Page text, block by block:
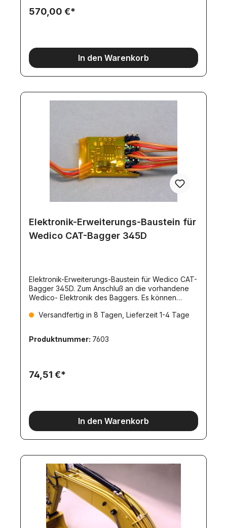
570,00 €*
In den Warenkorb
Elektronik-Erweiterungs-Baustein für
Wedico CAT-Bagger 345D
Elektronik-Erweiterungs-Baustein für Wedico CAT-
Bagger 345D. Zum Anschluß an die vorhandene
Wedico- Elektronik des Baggers. Es können
integrierte Soundmodul des CAT-Baggers von 3
ein Einstellen an der Fernsteuerung oder ein
Versandfertig in 8 Tagen, Lieferzeit 1-4 Tage
Produktnummer: 7603
74,51 €*
In den Warenkorb